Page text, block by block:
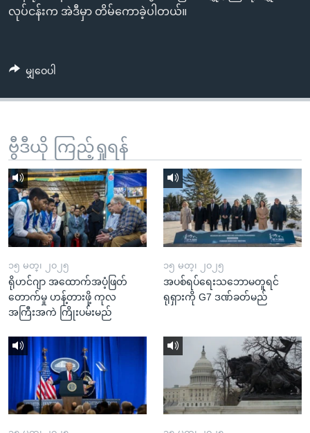
ရှာဖွေ
သို့
ဘာသာစကားများ
လုပ်ငန်းက အဲဒီမှာ တိမ်ကောခဲ့ပါတယ်။
မျှဝေပါ
ဗွီဒီယို ကြည့်ရှုရန်
၁၅ မတ္၊ ၂၀၂၅
ရိုဟင်ဂျာ အထောက်အပံ့ဖြတ်
တောက်မှု ဟန့်တားဖို့ ကုလ
အကြီးအကဲ ကြိုးပမ်းမည်
၁၅ မတ္၊ ၂၀၂၅
အပစ်ရပ်ရေးသဘောမတူရင်
ရုရှားကို G7 ဒဏ်ခတ်မည်